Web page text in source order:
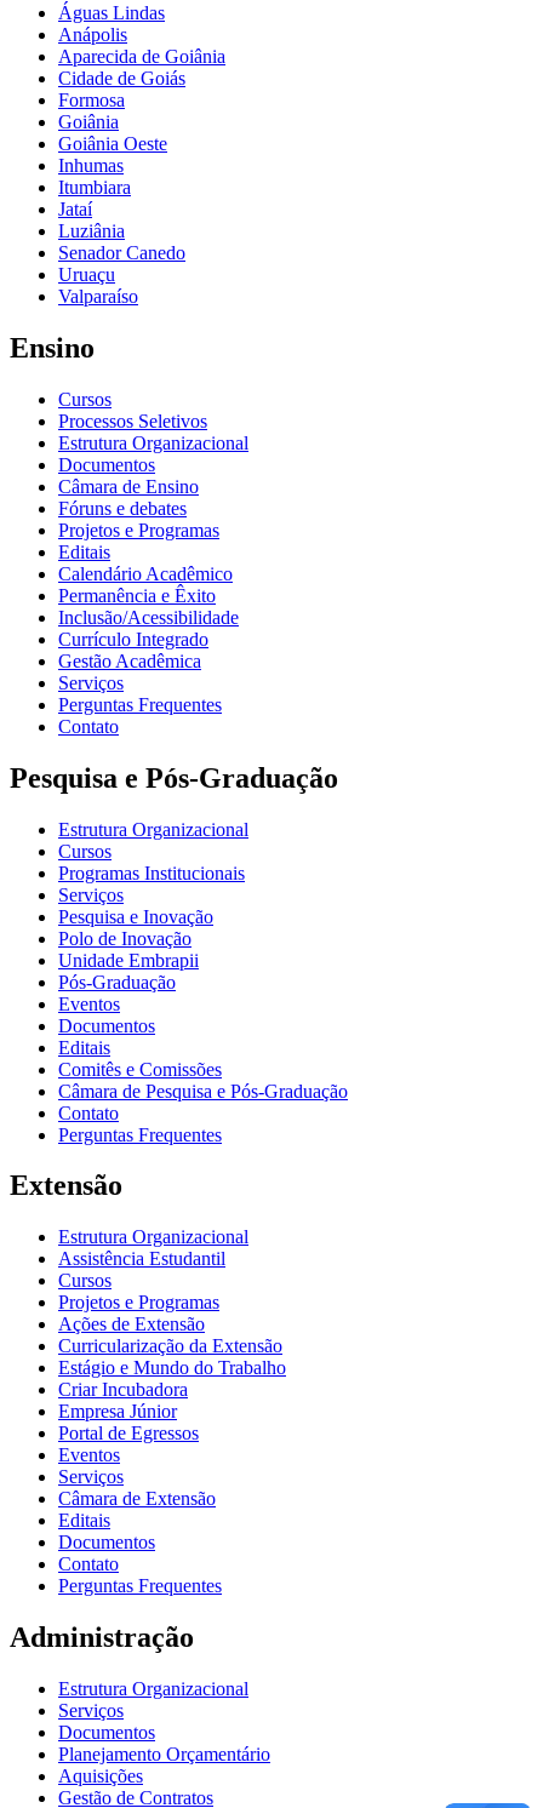
Águas Lindas
Anápolis
Aparecida de Goiânia
Cidade de Goiás
Formosa
Goiânia
Goiânia Oeste
Inhumas
Itumbiara
Jataí
Luziânia
Senador Canedo
Uruaçu
Valparaíso
Ensino
Cursos
Processos Seletivos
Estrutura Organizacional
Documentos
Câmara de Ensino
Fóruns e debates
Projetos e Programas
Editais
Calendário Acadêmico
Permanência e Êxito
Inclusão/Acessibilidade
Currículo Integrado
Gestão Acadêmica
Serviços
Perguntas Frequentes
Contato
Pesquisa e Pós-Graduação
Estrutura Organizacional
Cursos
Programas Institucionais
Serviços
Pesquisa e Inovação
Polo de Inovação
Unidade Embrapii
Pós-Graduação
Eventos
Documentos
Editais
Comitês e Comissões
Câmara de Pesquisa e Pós-Graduação
Contato
Perguntas Frequentes
Extensão
Estrutura Organizacional
Assistência Estudantil
Cursos
Projetos e Programas
Ações de Extensão
Curricularização da Extensão
Estágio e Mundo do Trabalho
Criar Incubadora
Empresa Júnior
Portal de Egressos
Eventos
Serviços
Câmara de Extensão
Editais
Documentos
Contato
Perguntas Frequentes
Administração
Estrutura Organizacional
Serviços
Documentos
Planejamento Orçamentário
Aquisições
Gestão de Contratos